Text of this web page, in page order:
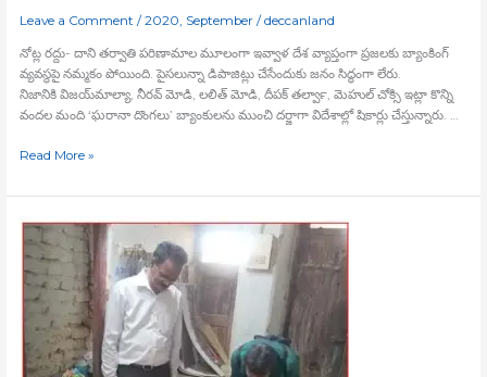
Leave a Comment /2020, September /deccanland
నోట్ల రద్దు- దాని తర్వాతి పరిణామాల మూలంగా ఇవ్వాళ దేశ వ్యాప్తంగా ప్రజలకు బ్యాంకింగ్‍
వ్యవస్థపై నమ్మకం పోయింది. పైసలున్నా డిపాజిట్లు చేసేందుకు జనం సిద్ధంగా లేరు.
నిజానికి విజయ్‍మాల్యా, నీరవ్‍ మోడి, లలిత్‍ మోడి, దీపక్‍ తల్వార్‍, మెహుల్‍ చోక్సి ఇట్లా కొన్ని
వందల మంది ‘ఘరానా దొంగలు’ బ్యాంకులను ముంచి దర్జాగా విదేశాల్లో షికార్లు చేస్తున్నారు. …
Read More »
అలనాటి
మేటి
తెలంగాణ
శాసనాలు-1